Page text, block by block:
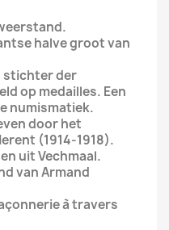
halve groot van
stichter der
op medailles. Een
numismatiek.
door het
(1914-1918).
uit Vechmaal.
van Armand
à travers